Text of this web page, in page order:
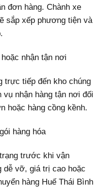
đơn hàng. Chành xe
sắp xếp phương tiện và
nhận tận nơi
trực tiếp đến kho chúng
nhận hàng tận nơi đối
hoặc hàng cồng kềnh.
hàng hóa
trước khi vận
vỡ, giá trị cao hoặc
hàng Huế Thái Bình